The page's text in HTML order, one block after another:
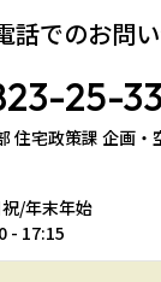
話でのお問
25-
住宅政策課 企画・
/年末年始
- 17:15